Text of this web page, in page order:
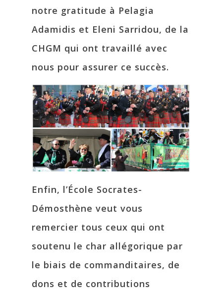
notre gratitude à Pelagia
Adamidis et Eleni Sarridou, de la
CHGM qui ont travaillé avec
nous pour assurer ce succès.
Enfin, l’École Socrates-
Démosthène veut vous
remercier tous ceux qui ont
soutenu le char allégorique par
le biais de commanditaires, de
dons et de contributions